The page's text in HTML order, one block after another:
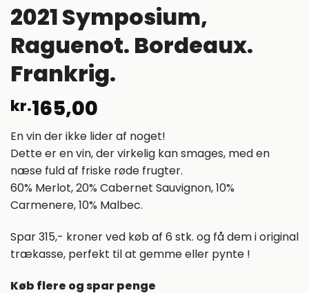
2021 Symposium,
Raguenot. Bordeaux.
Frankrig.
kr.165,00
En vin der ikke lider af noget!
Dette er en vin, der virkelig kan smages, med en
næse fuld af friske røde frugter.
60% Merlot, 20% Cabernet Sauvignon, 10%
Carmenere, 10% Malbec.
Spar 315,- kroner ved køb af 6 stk. og få dem i original
trækasse, perfekt til at gemme eller pynte !
Køb flere og spar penge